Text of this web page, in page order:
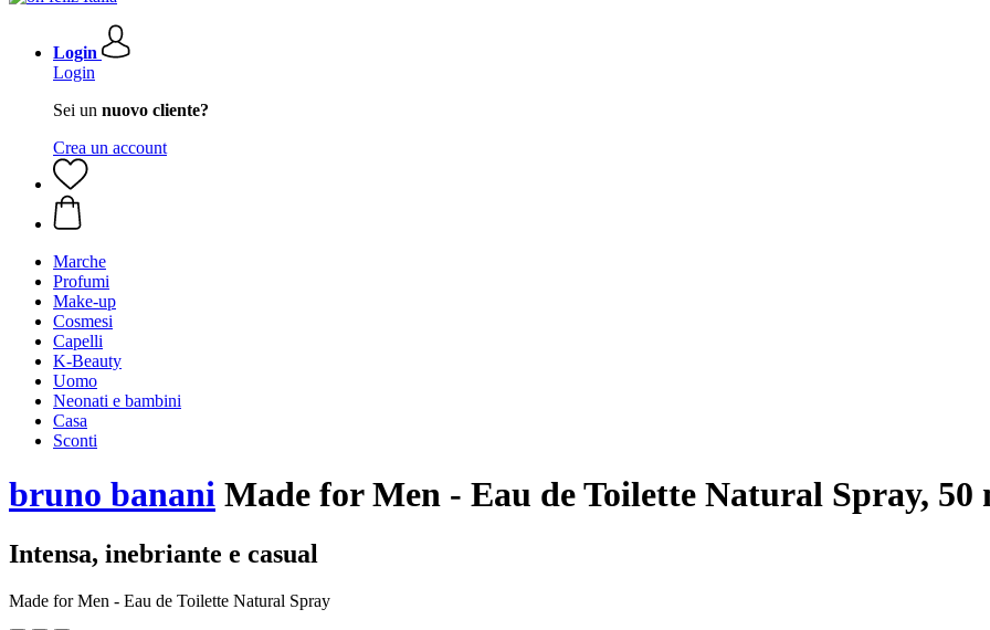
Login
Login
Sei un nuovo cliente?
Crea un account
Marche
Profumi
Make-up
Cosmesi
Capelli
K-Beauty
Uomo
Neonati e bambini
Casa
Sconti
bruno banani Made for Men - Eau de Toilette Natural Spray, 50
Intensa, inebriante e casual
Made for Men - Eau de Toilette Natural Spray